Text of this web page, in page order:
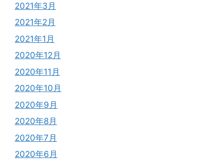
2021年3月
2021年2月
2021年1月
2020年12月
2020年11月
2020年10月
2020年9月
2020年8月
2020年7月
2020年6月